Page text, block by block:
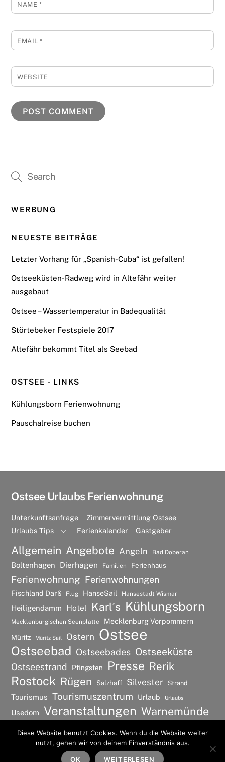
NAME *
EMAIL*
WEBSITE
WERBUNG
NEUESTE BEITRÄGE
Letzter Vorhang für „Spanish-Cuba“ ist gefallen!
Ostseeküsten-Radweg wird in Altefähr weiter
ausgebaut
Ostsee – Wassertemperatur in Badequalität
Störtebeker Festspiele 2017
Altefähr bekommt Titel als Seebad
OSTSEE - LINKS
Kühlungsborn Ferienwohnung
Pauschalreise buchen
Back
Ostsee Urlaubs Ferienwohnung
Unterkunftsanfrage
Zimmervermittlung Ostsee
Urlaubs Tips
Ferienkalender Gastgeber
Allgemein Angebote Angeln Bad Doberan
Boltenhagen Dierhagen Familien Ferienhaus
Ferienwohnung Ferienwohnungen
Fischland Darß Flug HanseSail Hansestadt Wismar
Heiligendamm Hotel Karl´s Kühlungsborn
Mecklenburgischen Seenplatte Mecklenburg Vorpommern
Müritz Müritz Sail Ostern Ostsee
Ostseebad Ostseebades Ostseeküste
Ostseestrand Pfingsten Presse Rerik
Rostock Rügen Salzhaff Silvester Strand
Tourismus Tourismuszentrum Urlaub Urlaubs
Usedom Veranstaltungen Warnemünde
Ostsee Urlaubs Ferienwohnung
WordPress• Themify WordPress Themes
Diese Website benutzt Cookies. Wenn du die Website weiter
nutzt, gehen wir von deinem Einverständnis aus.
OK WEITERLESEN